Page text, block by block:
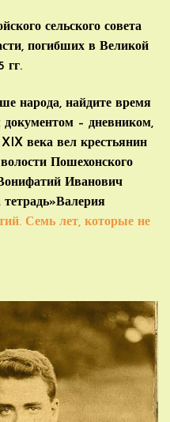
сельского совета
погибших в Великой
гг.
народа, найдите время
– дневником,
века вел крестьянин
Пошехонского
Иванович
Семь лет, которые не